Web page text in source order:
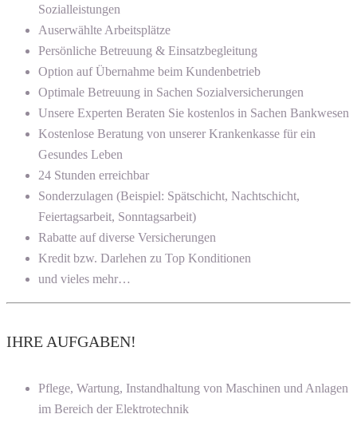
Sozialleistungen
Auserwählte Arbeitsplätze
Persönliche Betreuung & Einsatzbegleitung
Option auf Übernahme beim Kundenbetrieb
Optimale Betreuung in Sachen Sozialversicherungen
Unsere Experten Beraten Sie kostenlos in Sachen Bankwesen
Kostenlose Beratung von unserer Krankenkasse für ein
Gesundes Leben
24 Stunden erreichbar
Sonderzulagen (Beispiel: Spätschicht, Nachtschicht,
Feiertagsarbeit, Sonntagsarbeit)
Rabatte auf diverse Versicherungen
Kredit bzw. Darlehen zu Top Konditionen
und vieles mehr…
IHRE AUFGABEN!
Pflege, Wartung, Instandhaltung von Maschinen und Anlagen
im Bereich der Elektrotechnik